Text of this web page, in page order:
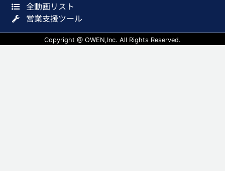
全動画リスト
営業支援ツール
Copyright @ OWEN,Inc. All Rights Reserved.